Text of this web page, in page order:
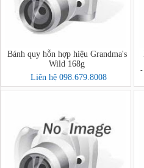
Bánh quy hỗn hợp hiệu Grandma's
Wild 168g
Liên hệ 098.679.8008